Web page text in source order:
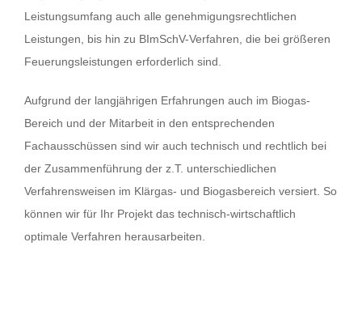
Leistungsumfang auch alle genehmigungsrechtlichen
Leistungen, bis hin zu BImSchV-Verfahren, die bei größeren
Feuerungsleistungen erforderlich sind.
Aufgrund der langjährigen Erfahrungen auch im Biogas-
Bereich und der Mitarbeit in den entsprechenden
Fachausschüssen sind wir auch technisch und rechtlich bei
der Zusammenführung der z.T. unterschiedlichen
Verfahrensweisen im Klärgas- und Biogasbereich versiert. So
können wir für Ihr Projekt das technisch-wirtschaftlich
optimale Verfahren herausarbeiten.